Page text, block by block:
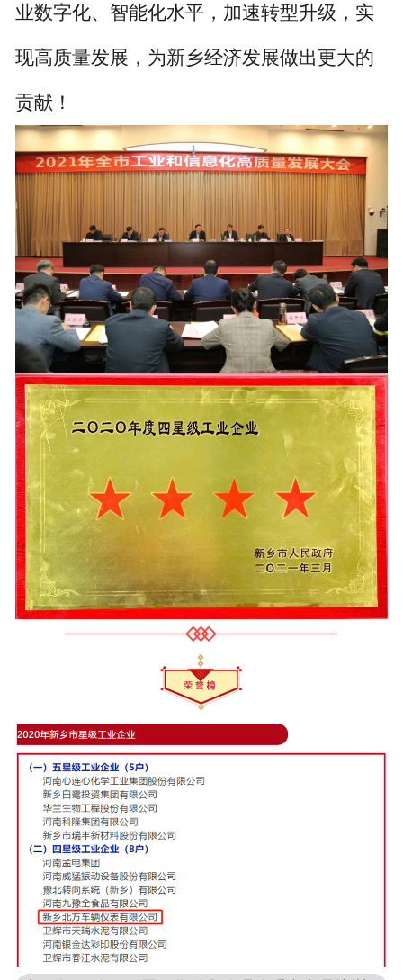
业数字化、智能化水平，加速转型升级，实
现高质量发展，为新乡经济发展做出更大的
贡献！